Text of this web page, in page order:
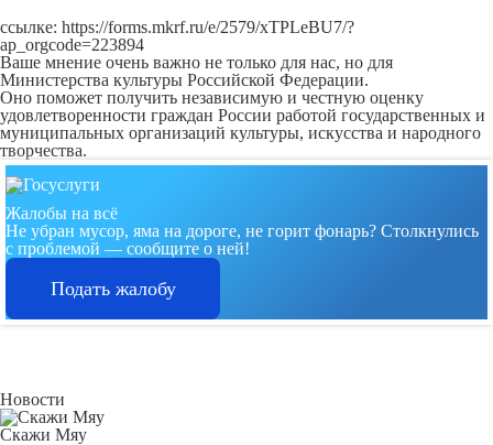
ссылке: https://forms.mkrf.ru/e/2579/xTPLeBU7/?
ap_orgcode=223894
Ваше мнение очень важно не только для нас, но для
Министерства культуры Российской Федерации.
Оно поможет получить независимую и честную оценку
удовлетворенности граждан России работой государственных и
муниципальных организаций культуры, искусства и народного
творчества.
Жалобы на всё
Не убран мусор, яма на дороге, не горит фонарь? Столкнулись
с проблемой — сообщите о ней!
Подать жалобу
Новости
Скажи Мяу